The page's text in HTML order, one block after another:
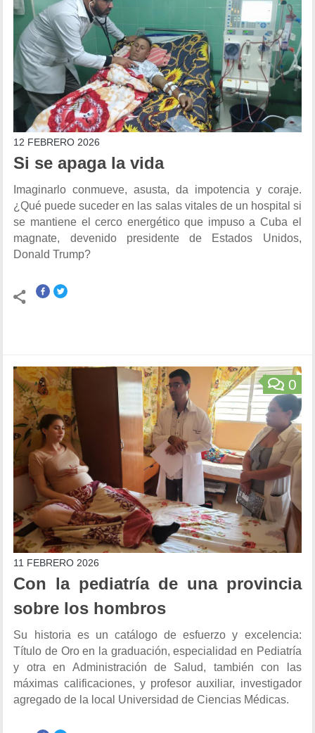
12 FEBRERO 2026
Si se apaga la vida
Imaginarlo conmueve, asusta, da impotencia y coraje.
¿Qué puede suceder en las salas vitales de un hospital si
se mantiene el cerco energético que impuso a Cuba el
magnate, devenido presidente de Estados Unidos,
Donald Trump?
0
11 FEBRERO 2026
Con la pediatría de una provincia
sobre los hombros
Su historia es un catálogo de esfuerzo y excelencia:
Título de Oro en la graduación, especialidad en Pediatría
y otra en Administración de Salud, también con las
máximas calificaciones, y profesor auxiliar, investigador
agregado de la local Universidad de Ciencias Médicas.